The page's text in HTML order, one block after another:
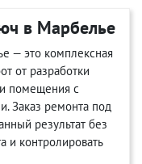
в Марбелье
— это комплексная
от разработки
помещения с
Заказ ремонта под
результат без
и контролировать